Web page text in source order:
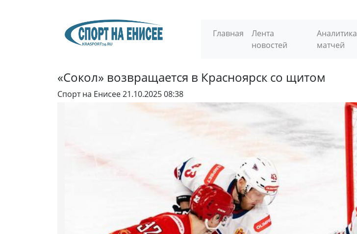
Главная
Лента
новостей
Аналитика
матчей
«Сокол» возвращается в Красноярск со щитом
Спорт на Енисее21.10.2025 08:38